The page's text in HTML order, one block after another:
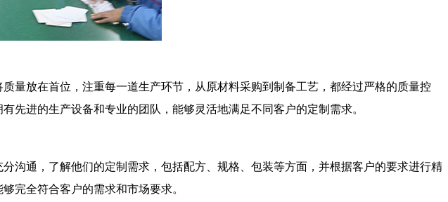
量放在首位，注重每一道生产环节，从原材料采购到制备工艺，都经过严格的质量控
先进的生产设备和专业的团队，能够灵活地满足不同客户的定制需求。
沟通，了解他们的定制需求，包括配方、规格、包装等方面，并根据客户的要求进行精
完全符合客户的需求和市场要求。